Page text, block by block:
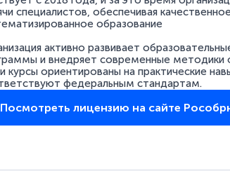
специалистов, обеспечивая
образование
активно развивает
и внедряет современные методики
курсы ориентированы на практические
федеральным стандартам.
Посмотреть лицензию на сайте